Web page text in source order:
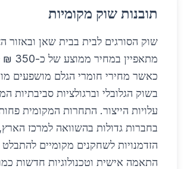
תובנות שוק מקומיות
שוק הסורגים לבית בבית שאן ובאזור
כאשר מחירי חומרי הגלם מושפעים
בשוק הגלובלי וברגולציות סביבתיות
עלויות הייצור. התחרות המקומית
בחברות גדולות בהשוואה למרכז
הזדמנויות לשחקנים מקומיים
התאמה אישית וטכנולוגיות חדשות